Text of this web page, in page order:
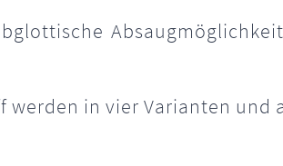
werden in vier Varianten